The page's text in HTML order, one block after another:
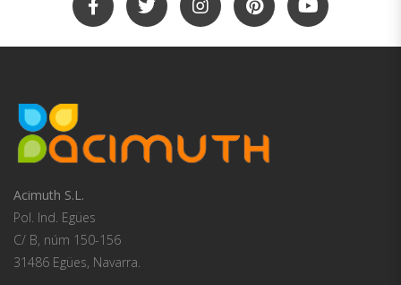
Acimuth S.L.
Pol. Ind. Egües
C/ B, núm 150-156
31486 Egües, Navarra.